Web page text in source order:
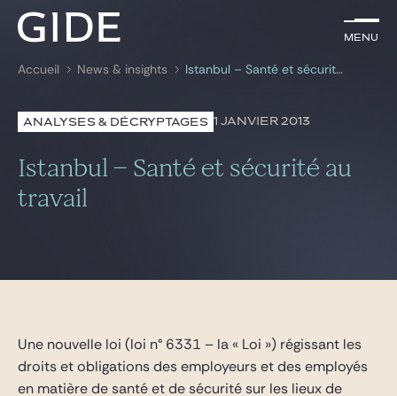
Menu
Rechercher par mots-clés
Menu
Avocats
Expertises
News & insights
Notre cabinet
Carrière
Accueil News & insights Istanbul – Santé et sécurité au travail
ANALYSES & DÉCRYPTAGES 1 JANVIER 2013
Istanbul – Santé et sécurité au
travail
Une nouvelle loi (loi n° 6331 – la « Loi ») régissant les
droits et obligations des employeurs et des employés
en matière de santé et de sécurité sur les lieux de